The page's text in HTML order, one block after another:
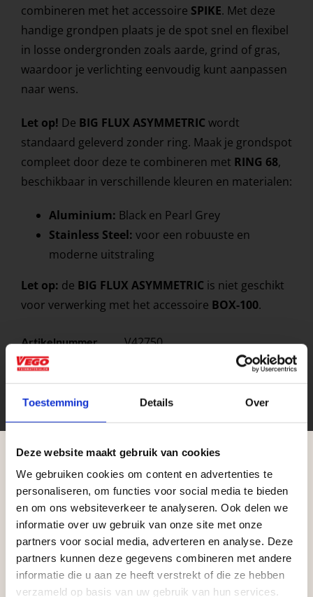
Toestemming Details Over
Deze website maakt gebruik van cookies
We gebruiken cookies om content en advertenties te
personaliseren, om functies voor social media te bieden
en om ons websiteverkeer te analyseren. Ook delen we
informatie over uw gebruik van onze site met onze
partners voor social media, adverteren en analyse. Deze
partners kunnen deze gegevens combineren met andere
informatie die u aan ze heeft verstrekt of die ze hebben
verzameld op basis van uw gebruik van hun services.
combineren met het accessoire SPIKE. Met deze
handige grondpen plaats je de spot snel en flexibel
in losse ondergronden zoals aarde, grind of gras,
waardoor je verlichting eenvoudig kunt aanpassen
naar wens.
Let op! De BIG FLUX ASYMMETRIC wordt
standaard geleverd zonder ring. Maak je grondspot
compleet door deze te combineren met RING 68,
beschikbaar in verschillende kleuren en materialen:
Aluminium: Black en Pearl Grey
Stainless Steel: voor een robuuste en
moderne uitstraling
Let op: de BIG FLUX ASYMMETRIC is niet geschikt
voor verwerking met het accessoire BOX-100.
Artikelnummer V42750
Stuks per eenheid
Kleuren – Black
Eenheid stuk
Aangepaste openingstijden tijdens de
vakantieperiode
Waardenburg en Vego Dordrecht hanteren tijdens
de vakantieperiode aangepaste openingstijden op
zaterdag. Bekijk de vestigingspagina voor de